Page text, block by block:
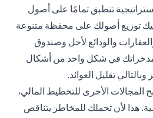
تنطبق تمامًا على أصول
توزيع أصولك على محفظة متنوعة
والودائع لأجل وصندوق
في شكل واحد من أشكال
تقليل العوائد.
الأخرى للتخطيط المالي،
هذا لأن تحملك للمخاطر يتناقص